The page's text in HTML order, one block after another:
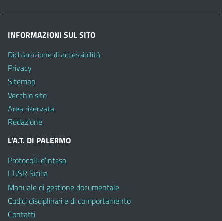
INFORMAZIONI SUL SITO
Dichiarazione di accessibilità
Privacy
Sitemap
Vecchio sito
Area riservata
Redazione
L’A.T. DI PALERMO
Protocolli d’intesa
L’USR Sicilia
Manuale di gestione documentale
Codici disciplinari e di comportamento
Contatti